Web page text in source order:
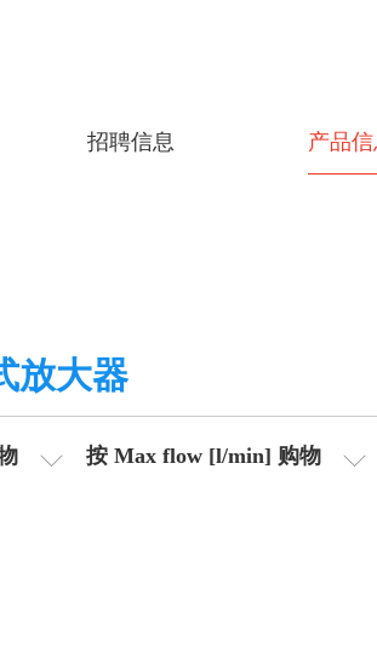
招聘信息 产品信
放大器
按 Max flow [l/min] 购物